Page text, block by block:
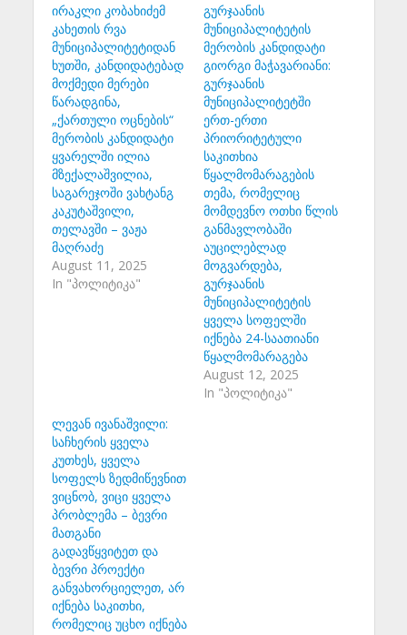
ირაკლი კობახიძემ
კახეთის რვა
მუნიციპალიტეტიდან
ხუთში, კანდიდატებად
მოქმედი მერები
წარადგინა,
„ქართული ოცნების“
მერობის კანდიდატი
ყვარელში ილია
მზექალაშვილია,
საგარეჯოში ვახტანგ
კაკუტაშვილი,
თელავში – ვაჟა
მაღრაძე
August 11, 2025
In "პოლიტიკა"
გურჯაანის
მუნიციპალიტეტის
მერობის კანდიდატი
გიორგი მაჭავარიანი:
გურჯაანის
მუნიციპალიტეტში
ერთ-ერთი
პრიორიტეტული
საკითხია
წყალმომარაგების
თემა, რომელიც
მომდევნო ოთხი წლის
განმავლობაში
აუცილებლად
მოგვარდება,
გურჯაანის
მუნიციპალიტეტის
ყველა სოფელში
იქნება 24-საათიანი
წყალმომარაგება
August 12, 2025
In "პოლიტიკა"
ლევან ივანაშვილი:
საჩხერის ყველა
კუთხეს, ყველა
სოფელს ზედმიწევნით
ვიცნობ, ვიცი ყველა
პრობლემა – ბევრი
მათგანი
გადავწყვიტეთ და
ბევრი პროექტი
განვახორციელეთ, არ
იქნება საკითხი,
რომელიც უცხო იქნება